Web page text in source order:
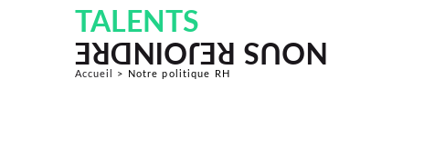
TALENTS
NOUS REJOINDRE
Accueil > Notre politique RH